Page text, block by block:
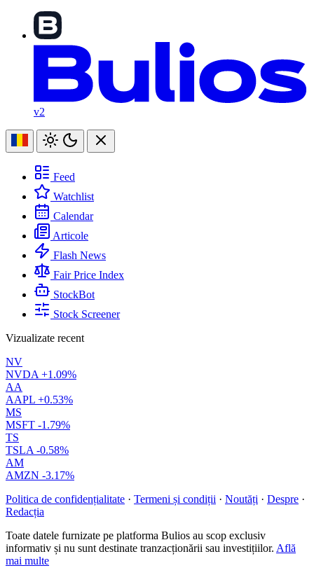
v2
Feed
Watchlist
Calendar
Articole
Flash News
Fair Price Index
StockBot
Stock Screener
Vizualizate recent
NV
NVDA +1.09%
AA
AAPL +0.53%
MS
MSFT -1.79%
TS
TSLA -0.58%
AM
AMZN -3.17%
Politica de confidențialitate · Termeni și condiții · Noutăți · Despre ·
Redacția
Toate datele furnizate pe platforma Bulios au scop exclusiv
informativ și nu sunt destinate tranzacționării sau investițiilor. Află
mai multe